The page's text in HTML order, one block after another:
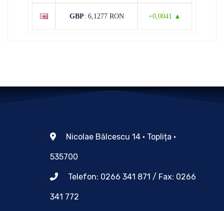
GBP: 6,1277 RON +0,0041 ▲
Nicolae Bălcescu 14 • Toplița •
535700
Telefon: 0266 341 871 / Fax: 0266
341 772